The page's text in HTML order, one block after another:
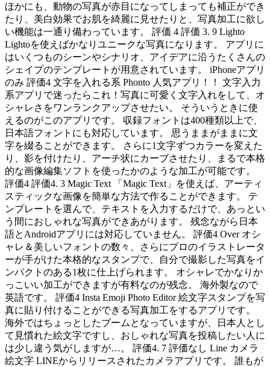
ほかにも、動物の写真が赤目になってしまっても補正ができ
たり、美白効果でお肌を綺麗に見せたりと、写真加工に欲し
い機能は一通り備わっています。 評価 4 評価 3. 9 Lighto
Lightoを使えばかなりユニークな写真になります。 アプリに
はいくつものシーンやシナリオ、アイデアに沿うたくさんの
シェイプのテンプレートが用意されています。 iPhoneアプリ
のみ 評価4 文字を入れる系 Phonto 人気アプリ！！ 文字入力
系アプリで迷ったらこれ！写真に可愛く文字入れをして、オ
シャレさをワンランクアップさせたい。 そういうときに使
えるのがこのアプリです。 収録フォントは400種類以上で、
日本語フォントにも対応しています。 思うままがままに文
字を綴ることができます。 さらに1文字ずつカラーを変えた
り、影を付けたり、アーチ状にカーブさせたり、まるで本格
的な画像編集ソフトを使ったかのような加工が可能です。
評価4 評価4. 3 Magic Text 「Magic Text」を使えば、アーティ
スティックな画像を簡単な方法で作ることができます。 テ
ンプレートを選んで、テキストを入力するだけで、あっとい
う間におしゃれな写真ができあがります。 残念ながら日本
語とAndroidアプリには対応していません。 評価4 Over オシ
ャレ＆美しいフォントの数々、さらにプロのイラストレータ
ーが手がけた本格的なスタンプで、自分で撮影した写真をイ
ンパクトのある1枚に仕上げられます。 オシャレでかなりか
っこいい加工ができますが有料なのが残念。 海外製なので
英語です。 評価4 Insta Emoji Photo Editor 絵文字スタンプを写
真に貼り付けることができる写真加工をするアプリです。
海外ではちょっとしたブームとなっていますが、日本人とし
て見慣れた絵文字ですし、おしゃれな写真を投稿したい人に
は少し違う気がしますが…。 評価4. 7 評価なし Line カメラ
絵文字 LINEからリリースされたカメラアプリです。 誰もが